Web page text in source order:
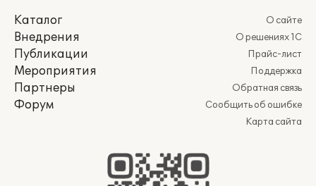
Каталог
Внедрения
Публикации
Мероприятия
Партнеры
Форум
О сайте
О решениях 1С
Прайс-лист
Поддержка
Обратная связь
Сообщить об ошибке
Карта сайта